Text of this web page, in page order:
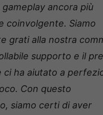
ancora più
coinvolgente. Siamo
grati alla nostra
supporto e il
ci ha aiutato a
Con questo
siamo certi di aver